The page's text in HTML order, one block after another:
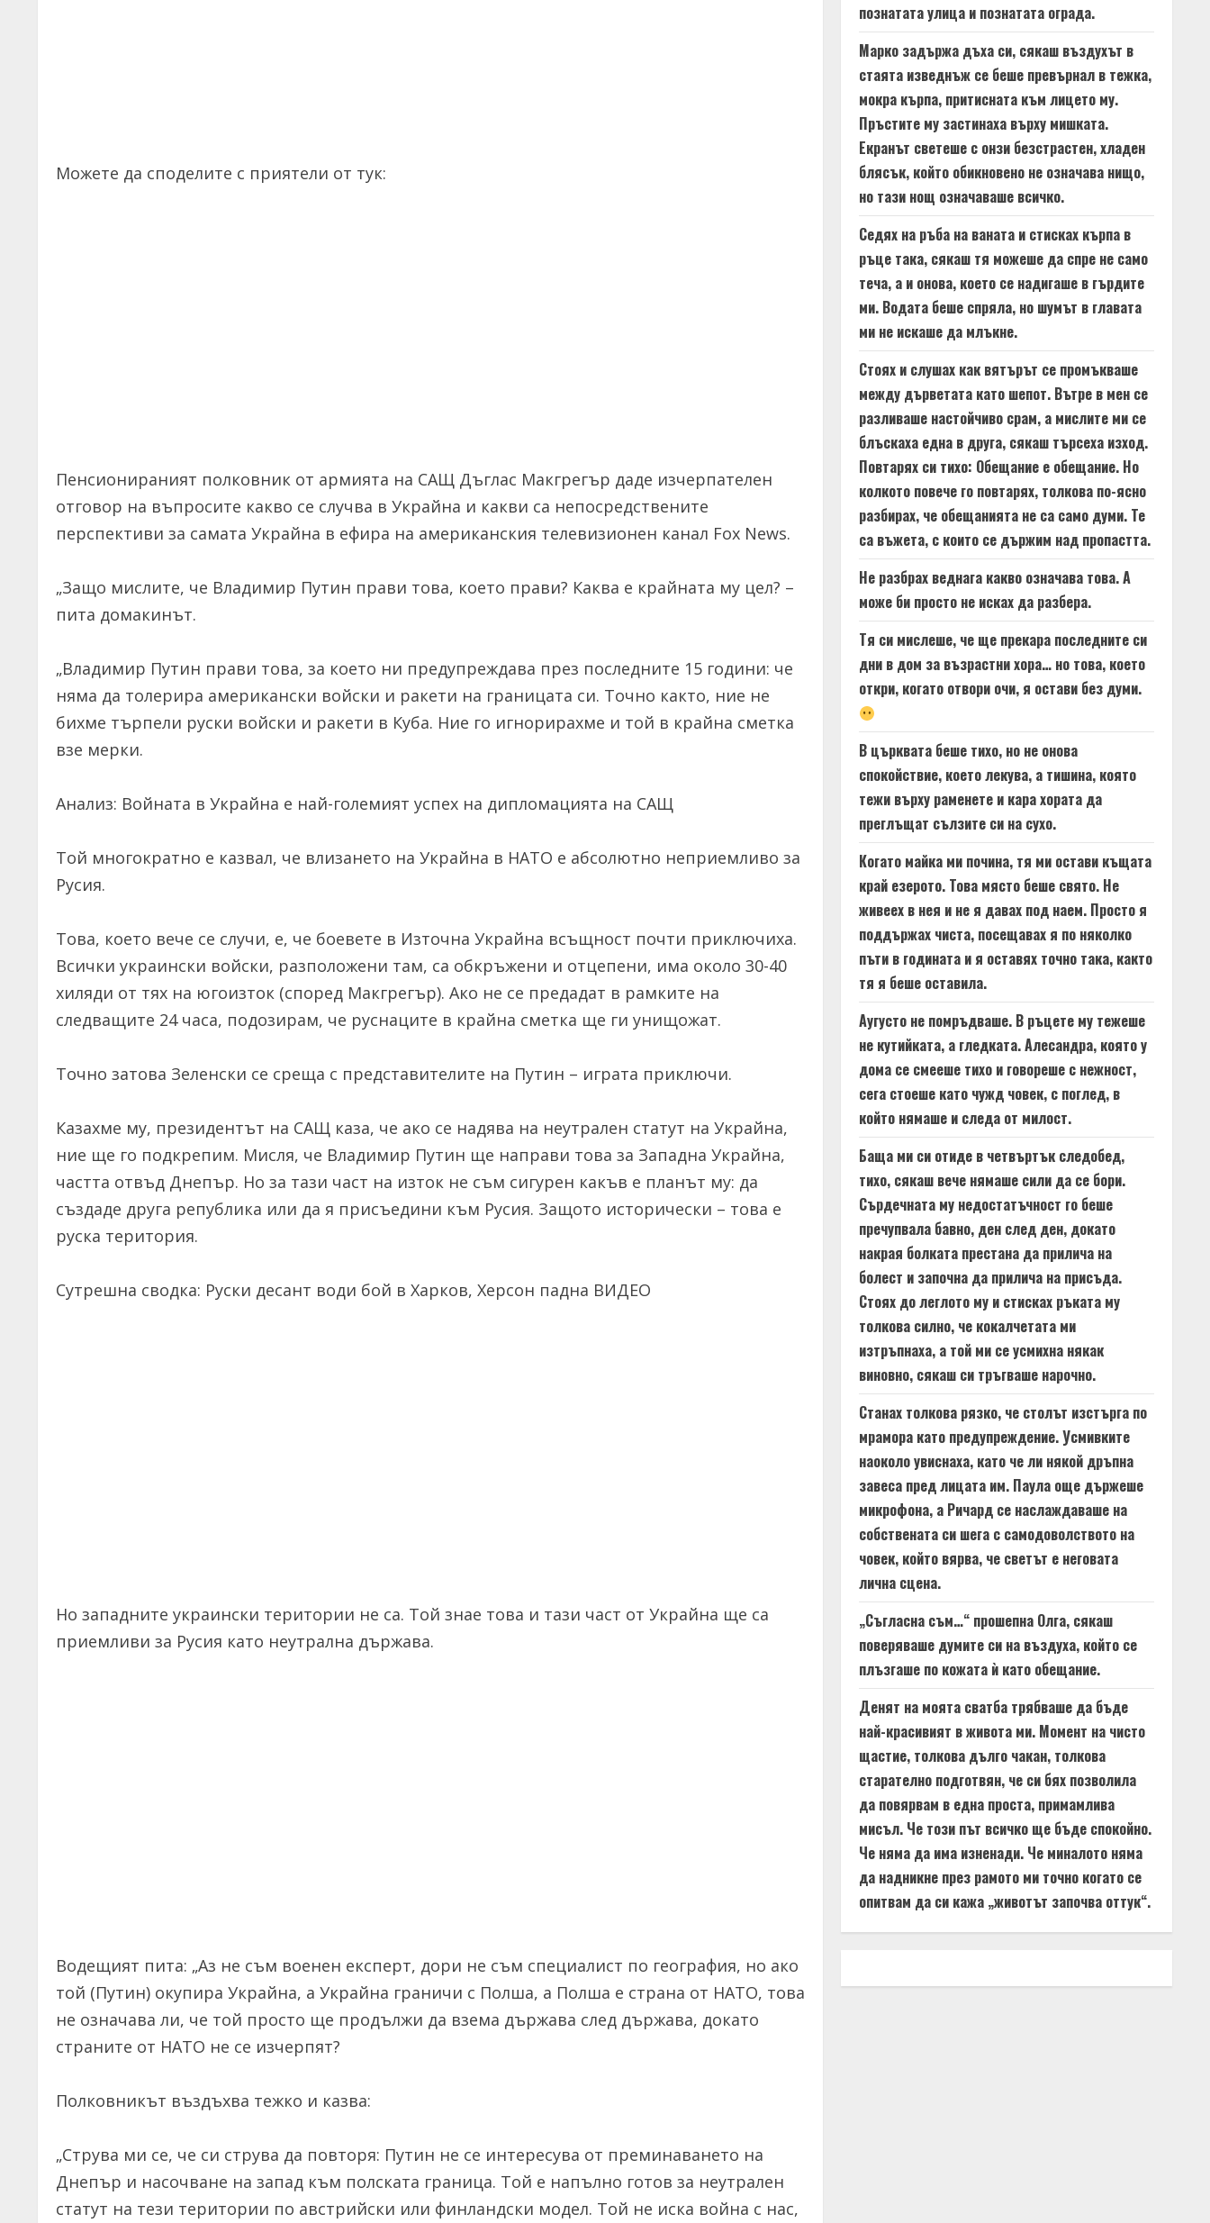
Можете да споделите с приятели от тук:
Пенсионираният полковник от армията на САЩ Дъглас Макгрегър даде изчерпателен
отговор на въпросите какво се случва в Украйна и какви са непосредствените
перспективи за самата Украйна в ефира на американския телевизионен канал Fox News.
„Защо мислите, че Владимир Путин прави това, което прави? Каква е крайната му цел? –
пита домакинът.
„Владимир Путин прави това, за което ни предупреждава през последните 15 години: че
няма да толерира американски войски и ракети на границата си. Точно както, ние не
бихме търпели руски войски и ракети в Куба. Ние го игнорирахме и той в крайна сметка
взе мерки.
Анализ: Войната в Украйна е най-големият успех на дипломацията на САЩ
Той многократно е казвал, че влизането на Украйна в НАТО е абсолютно неприемливо за
Русия.
Това, което вече се случи, е, че боевете в Източна Украйна всъщност почти приключиха.
Всички украински войски, разположени там, са обкръжени и отцепени, има около 30-40
хиляди от тях на югоизток (според Макгрегър). Ако не се предадат в рамките на
следващите 24 часа, подозирам, че руснаците в крайна сметка ще ги унищожат.
Точно затова Зеленски се среща с представителите на Путин – играта приключи.
Казахме му, президентът на САЩ каза, че ако се надява на неутрален статут на Украйна,
ние ще го подкрепим. Мисля, че Владимир Путин ще направи това за Западна Украйна,
частта отвъд Днепър. Но за тази част на изток не съм сигурен какъв е планът му: да
създаде друга република или да я присъедини към Русия. Защото исторически – това е
руска територия.
Сутрешна сводка: Руски десант води бой в Харков, Херсон падна ВИДЕО
Но западните украински територии не са. Той знае това и тази част от Украйна ще са
приемливи за Русия като неутрална държава.
Водещият пита: „Аз не съм военен експерт, дори не съм специалист по география, но ако
той (Путин) окупира Украйна, а Украйна граничи с Полша, а Полша е страна от НАТО, това
не означава ли, че той просто ще продължи да взема държава след държава, докато
страните от НАТО не се изчерпят?
Полковникът въздъхва тежко и казва:
„Струва ми се, че си струва да повторя: Путин не се интересува от преминаването на
Днепър и насочване на запад към полската граница. Той е напълно готов за неутрален
статут на тези територии по австрийски или финландски модел. Той не иска война с нас,
познатата улица и познатата ограда.
Марко задържа дъха си, сякаш въздухът в
стаята изведнъж се беше превърнал в тежка,
мокра кърпа, притисната към лицето му.
Пръстите му застинаха върху мишката.
Екранът светеше с онзи безстрастен, хладен
блясък, който обикновено не означава нищо,
но тази нощ означаваше всичко.
Седях на ръба на ваната и стисках кърпа в
ръце така, сякаш тя можеше да спре не само
теча, а и онова, което се надигаше в гърдите
ми. Водата беше спряла, но шумът в главата
ми не искаше да млъкне.
Стоях и слушах как вятърът се промъкваше
между дърветата като шепот. Вътре в мен се
разливаше настойчиво срам, а мислите ми се
блъскаха една в друга, сякаш търсеха изход.
Повтарях си тихо: Обещание е обещание. Но
колкото повече го повтарях, толкова по-ясно
разбирах, че обещанията не са само думи. Те
са въжета, с които се държим над пропастта.
Не разбрах веднага какво означава това. А
може би просто не исках да разбера.
Тя си мислеше, че ще прекара последните си
дни в дом за възрастни хора… но това, което
откри, когато отвори очи, я остави без думи.
В църквата беше тихо, но не онова
спокойствие, което лекува, а тишина, която
тежи върху раменете и кара хората да
преглъщат сълзите си на сухо.
Когато майка ми почина, тя ми остави къщата
край езерото. Това място беше свято. Не
живеех в нея и не я давах под наем. Просто я
поддържах чиста, посещавах я по няколко
пъти в годината и я оставях точно така, както
тя я беше оставила.
Аугусто не помръдваше. В ръцете му тежеше
не кутийката, а гледката. Алесандра, която у
дома се смееше тихо и говореше с нежност,
сега стоеше като чужд човек, с поглед, в
който нямаше и следа от милост.
Баща ми си отиде в четвъртък следобед,
тихо, сякаш вече нямаше сили да се бори.
Сърдечната му недостатъчност го беше
пречупвала бавно, ден след ден, докато
накрая болката престана да прилича на
болест и започна да прилича на присъда.
Стоях до леглото му и стисках ръката му
толкова силно, че кокалчетата ми
изтръпнаха, а той ми се усмихна някак
виновно, сякаш си тръгваше нарочно.
Станах толкова рязко, че столът изстърга по
мрамора като предупреждение. Усмивките
наоколо увиснаха, като че ли някой дръпна
завеса пред лицата им. Паула още държеше
микрофона, а Ричард се наслаждаваше на
собствената си шега с самодоволството на
човек, който вярва, че светът е неговата
лична сцена.
„Съгласна съм…“ прошепна Олга, сякаш
поверяваше думите си на въздуха, който се
плъзгаше по кожата ѝ като обещание.
Денят на моята сватба трябваше да бъде
най-красивият в живота ми. Момент на чисто
щастие, толкова дълго чакан, толкова
старателно подготвян, че си бях позволила
да повярвам в една проста, примамлива
мисъл. Че този път всичко ще бъде спокойно.
Че няма да има изненади. Че миналото няма
да надникне през рамото ми точно когато се
опитвам да си кажа „животът започва оттук“.